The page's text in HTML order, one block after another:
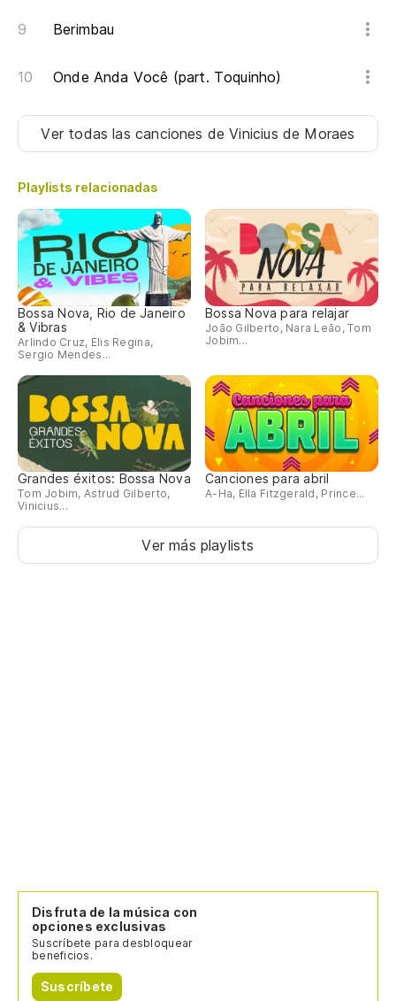
Berimbau
Onde Anda Você (part. Toquinho)
Ver todas las canciones de Vinicius de Moraes
Playlists relacionadas
Bossa Nova, Rio de Janeiro
& Vibras
Arlindo Cruz, Elis Regina,
Sergio Mendes...
Bossa Nova para relajar
João Gilberto, Nara Leão, Tom
Jobim...
Grandes éxitos: Bossa Nova
Tom Jobim, Astrud Gilberto,
Vinicius...
Canciones para abril
A-Ha, Ella Fitzgerald, Prince...
Ver más playlists
Disfruta de la música con
opciones exclusivas
Suscríbete para desbloquear
beneficios.
Suscríbete